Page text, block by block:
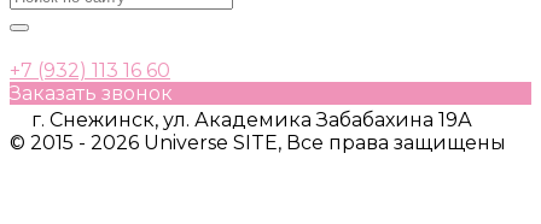
+7 (932) 113 16 60
Заказать звонок
г. Снежинск, ул. Академика Забабахина 19А
© 2015 - 2026 Universe SITE, Все права защищены